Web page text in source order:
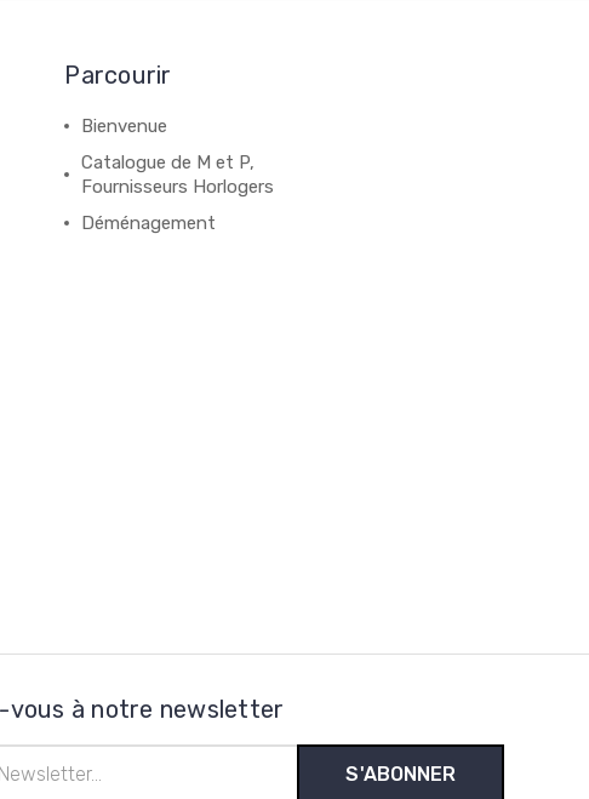
Parcourir
Bienvenue
Catalogue de M et P,
Fournisseurs Horlogers
Déménagement
vous à notre newsletter